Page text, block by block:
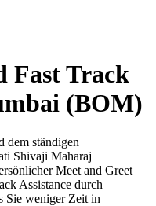
Fast Track
(BOM)
dem ständigen
Shivaji Maharaj
Meet and Greet
Assistance durch
Sie weniger Zeit in